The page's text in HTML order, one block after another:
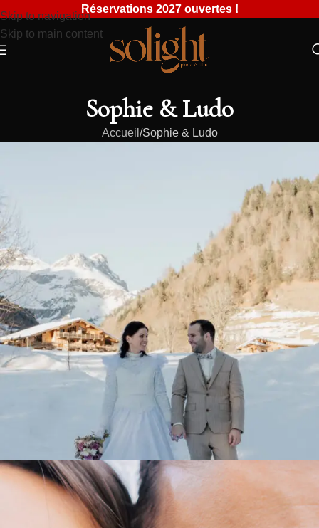
Skip to navigation
Skip to main content
Réservations 2027 ouvertes !
Sophie & Ludo
Accueil Sophie & Ludo